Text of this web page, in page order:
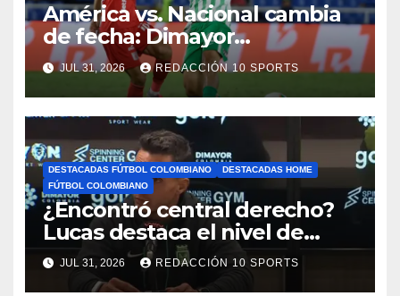
América vs. Nacional cambia
de fecha: Dimayor
reprogramó el clásico por
motivos de seguridad
JUL 31, 2026 REDACCIÓN 10 SPORTS
DESTACADAS FÚTBOL COLOMBIANO
DESTACADAS HOME
FÚTBOL COLOMBIANO
¿Encontró central derecho?
Lucas destaca el nivel de
Néider Parra
JUL 31, 2026 REDACCIÓN 10 SPORTS